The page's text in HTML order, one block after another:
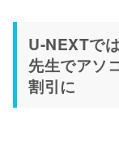
U-NEXTで
先生でアソ
割引に